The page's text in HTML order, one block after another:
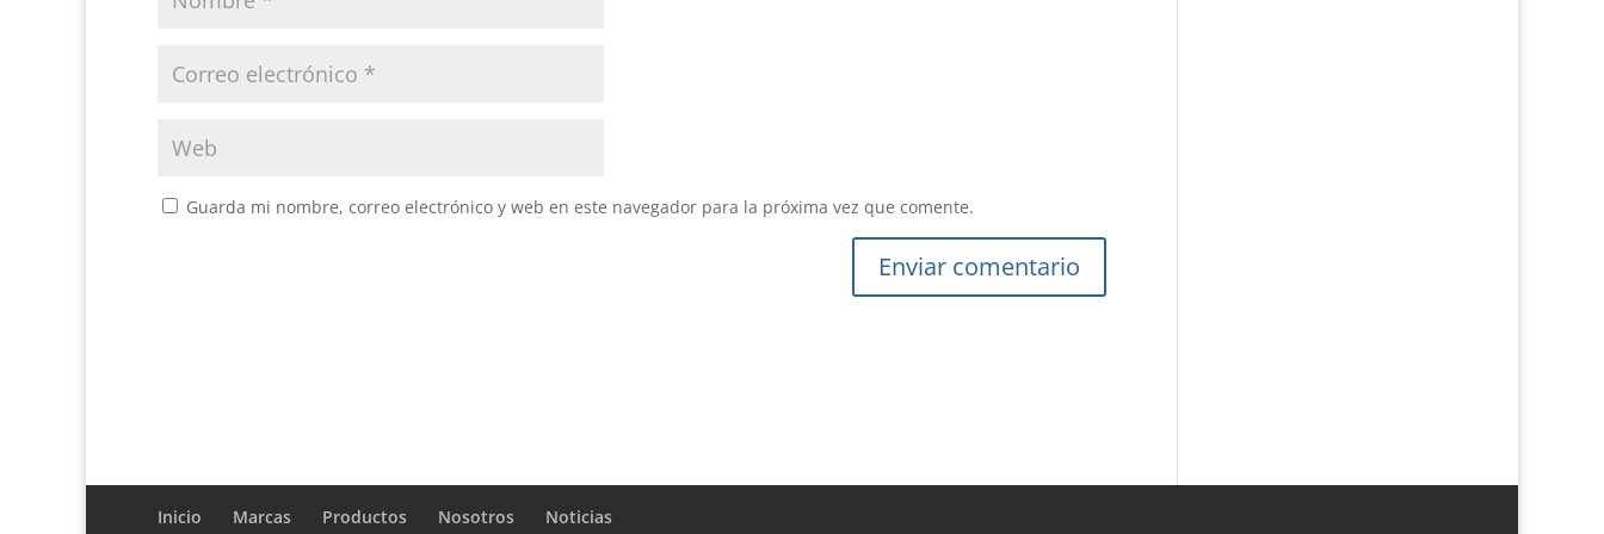
Guarda mi nombre, correo electrónico y web en este navegador para la próxima vez que comente.
Inicio Marcas Productos Nosotros Noticias